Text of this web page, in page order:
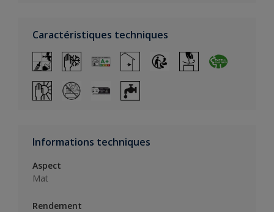
Caractéristiques techniques
Informations techniques
Aspect
Mat
Rendement